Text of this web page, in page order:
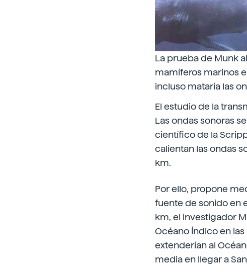
La prueba de Munk
mamíferos marinos
incluso mataría las
El estudio de la
Las ondas sonoras
científico de la
calientan las ondas
km.
Por ello, propone
fuente de sonido en
km, el investigador
Océano Índico en
extenderían al
media en llegar a